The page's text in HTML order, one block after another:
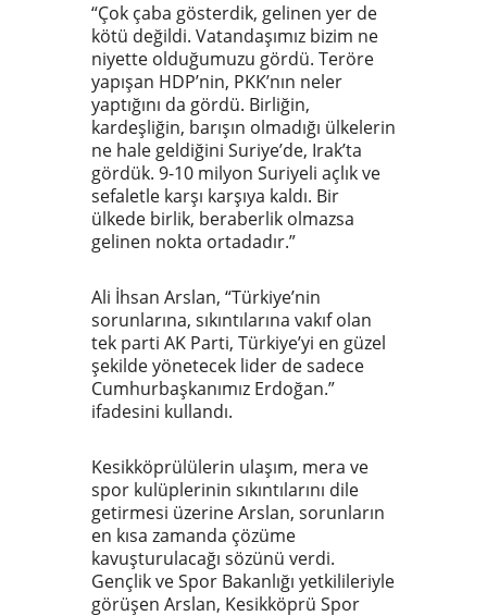
“Çok çaba gösterdik, gelinen yer de
kötü değildi. Vatandaşımız bizim ne
niyette olduğumuzu gördü. Teröre
yapışan HDP’nin, PKK’nın neler
yaptığını da gördü. Birliğin,
kardeşliğin, barışın olmadığı ülkelerin
ne hale geldiğini Suriye’de, Irak’ta
gördük. 9-10 milyon Suriyeli açlık ve
sefaletle karşı karşıya kaldı. Bir
ülkede birlik, beraberlik olmazsa
gelinen nokta ortadadır.”
Ali İhsan Arslan, “Türkiye’nin
sorunlarına, sıkıntılarına vakıf olan
tek parti AK Parti, Türkiye’yi en güzel
şekilde yönetecek lider de sadece
Cumhurbaşkanımız Erdoğan.”
ifadesini kullandı.
Kesikköprülülerin ulaşım, mera ve
spor kulüplerinin sıkıntılarını dile
getirmesi üzerine Arslan, sorunların
en kısa zamanda çözüme
kavuşturulacağı sözünü verdi.
Gençlik ve Spor Bakanlığı yetkilileriyle
görüşen Arslan, Kesikköprü Spor